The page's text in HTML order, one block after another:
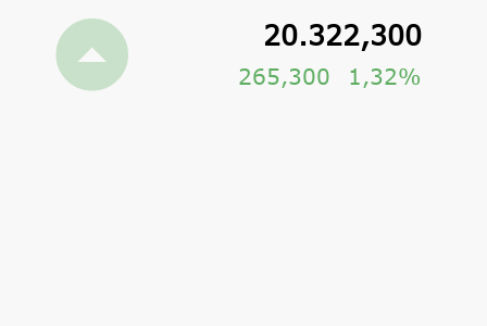
20.322,300
265,300 1,32%